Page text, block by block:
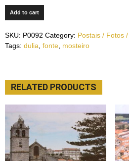
Add to cart
SKU: P0092 Category: Postais / Fotos
Tags: dulia, fonte, mosteiro
RELATED PRODUCTS